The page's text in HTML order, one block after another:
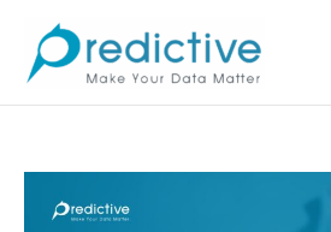
content